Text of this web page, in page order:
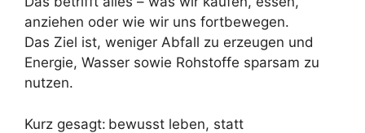
anziehen oder wie wir uns fortbewegen.
Das Ziel ist, weniger Abfall zu erzeugen und
Energie, Wasser sowie Rohstoffe sparsam zu
nutzen.
Kurz gesagt: bewusst leben, statt